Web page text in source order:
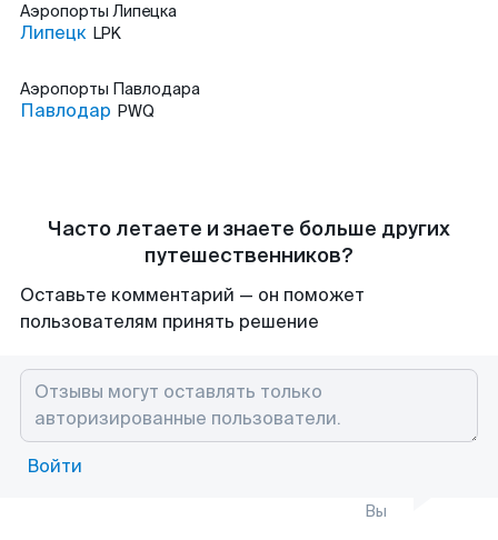
Аэропорты Липецка
Липецк LPK
Аэропорты Павлодара
Павлодар PWQ
Часто летаете и знаете больше других
путешественников?
Оставьте комментарий — он поможет
пользователям принять решение
Войти
Вы